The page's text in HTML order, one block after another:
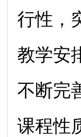
行性，
教学安
不断完
课程性